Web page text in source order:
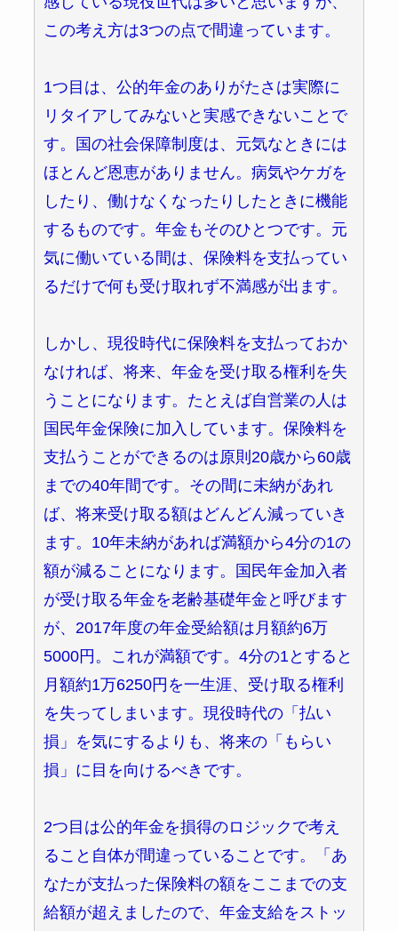
この考え方は3つの点で間違っています。
1つ目は、公的年金のありがたさは実際に
リタイアしてみないと実感できないことで
す。国の社会保障制度は、元気なときには
ほとんど恩恵がありません。病気やケガを
したり、働けなくなったりしたときに機能
するものです。年金もそのひとつです。元
気に働いている間は、保険料を支払ってい
るだけで何も受け取れず不満感が出ます。
しかし、現役時代に保険料を支払っておか
なければ、将来、年金を受け取る権利を失
うことになります。たとえば自営業の人は
国民年金保険に加入しています。保険料を
支払うことができるのは原則20歳から60歳
までの40年間です。その間に未納があれ
ば、将来受け取る額はどんどん減っていき
ます。10年未納があれば満額から4分の1の
額が減ることになります。国民年金加入者
が受け取る年金を老齢基礎年金と呼びます
が、2017年度の年金受給額は月額約6万
5000円。これが満額です。4分の1とすると
月額約1万6250円を一生涯、受け取る権利
を失ってしまいます。現役時代の「払い
損」を気にするよりも、将来の「もらい
損」に目を向けるべきです。
2つ目は公的年金を損得のロジックで考え
ること自体が間違っていることです。「あ
なたが支払った保険料の額をここまでの支
給額が超えましたので、年金支給をストッ